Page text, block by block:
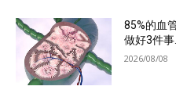
85%的血
做好3件事...
2026/08/08